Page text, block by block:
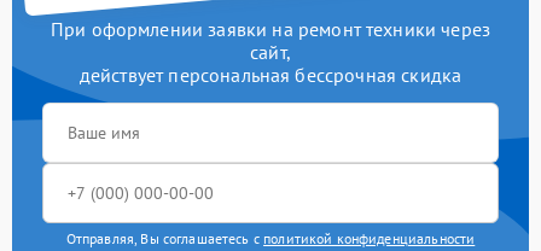
При оформлении заявки на ремонт техники через
сайт,
действует персональная бессрочная скидка
Отправляя, Вы соглашаетесь с политикой конфиденциальности